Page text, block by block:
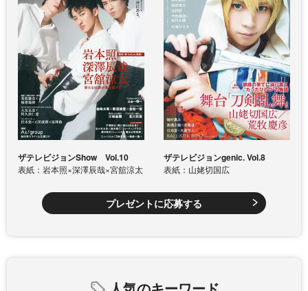
ザテレビジョンShow Vol.10
表紙：岩本照×深澤辰哉×宮舘涼太
ザテレビジョンgenic. Vol.8
表紙：山姥切国広
プレゼントに応募する